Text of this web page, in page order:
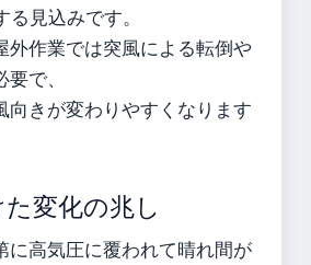
見込みです。
外作業では突風による転倒や
で、
向きが変わりやすくなります
変化の兆し
に高気圧に覆われて晴れ間が